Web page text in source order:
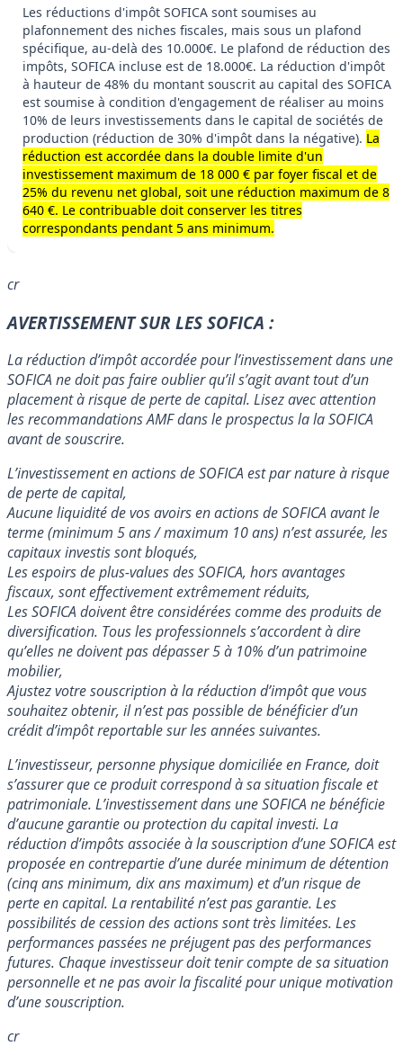
Les réductions d'impôt SOFICA sont soumises au
plafonnement des niches fiscales, mais sous un plafond
spécifique, au-delà des 10.000€. Le plafond de réduction des
impôts, SOFICA incluse est de 18.000€. La réduction d'impôt
à hauteur de 48% du montant souscrit au capital des SOFICA
est soumise à condition d'engagement de réaliser au moins
10% de leurs investissements dans le capital de sociétés de
production (réduction de 30% d'impôt dans la négative). La
réduction est accordée dans la double limite d'un
investissement maximum de 18 000 € par foyer fiscal et de
25% du revenu net global, soit une réduction maximum de 8
640 €. Le contribuable doit conserver les titres
correspondants pendant 5 ans minimum.
cr
AVERTISSEMENT SUR LES SOFICA :
La réduction d’impôt accordée pour l’investissement dans une
SOFICA ne doit pas faire oublier qu’il s’agit avant tout d’un
placement à risque de perte de capital. Lisez avec attention
les recommandations AMF dans le prospectus la la SOFICA
avant de souscrire.
L’investissement en actions de SOFICA est par nature à risque
de perte de capital,
Aucune liquidité de vos avoirs en actions de SOFICA avant le
terme (minimum 5 ans / maximum 10 ans) n’est assurée, les
capitaux investis sont bloqués,
Les espoirs de plus-values des SOFICA, hors avantages
fiscaux, sont effectivement extrêmement réduits,
Les SOFICA doivent être considérées comme des produits de
diversification. Tous les professionnels s’accordent à dire
qu’elles ne doivent pas dépasser 5 à 10% d’un patrimoine
mobilier,
Ajustez votre souscription à la réduction d’impôt que vous
souhaitez obtenir, il n’est pas possible de bénéficier d’un
crédit d’impôt reportable sur les années suivantes.
L’investisseur, personne physique domiciliée en France, doit
s’assurer que ce produit correspond à sa situation fiscale et
patrimoniale. L’investissement dans une SOFICA ne bénéficie
d’aucune garantie ou protection du capital investi. La
réduction d’impôts associée à la souscription d’une SOFICA est
proposée en contrepartie d’une durée minimum de détention
(cinq ans minimum, dix ans maximum) et d’un risque de
perte en capital. La rentabilité n’est pas garantie. Les
possibilités de cession des actions sont très limitées. Les
performances passées ne préjugent pas des performances
futures. Chaque investisseur doit tenir compte de sa situation
personnelle et ne pas avoir la fiscalité pour unique motivation
d’une souscription.
cr